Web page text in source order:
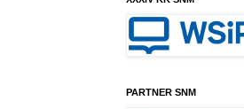
PARTNER SNM